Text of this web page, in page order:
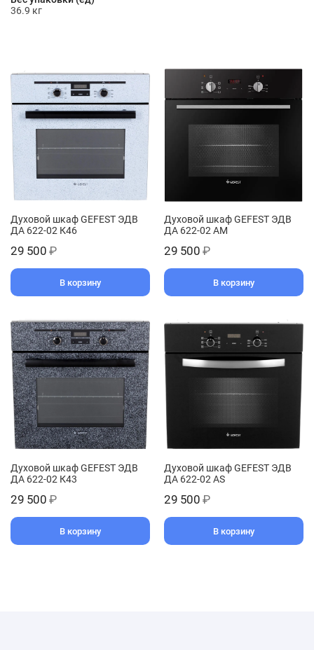
36.9 кг
Духовой шкаф GEFEST ЭДВ
ДА 622-02 К46
29 500 ₽
В корзину
Духовой шкаф GEFEST ЭДВ
ДА 622-02 АМ
29 500 ₽
В корзину
Духовой шкаф GEFEST ЭДВ
ДА 622-02 К43
29 500 ₽
В корзину
Духовой шкаф GEFEST ЭДВ
ДА 622-02 АS
29 500 ₽
В корзину